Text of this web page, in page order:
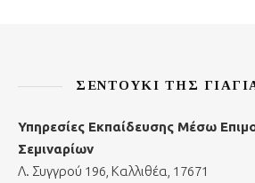
ΣΕΝΤΟΎΚΙ ΤΗΣ
Υπηρεσίες Εκπαίδευσης Μέσω
Σεμιναρίων
Λ. Συγγρού 196, Καλλιθέα, 17671